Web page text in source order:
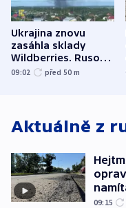
Ukrajina znovu
zasáhla sklady
Wildberries. Rusové
útočili v Charkovské
09:02 před 50 m
Aktuálně z
09:15